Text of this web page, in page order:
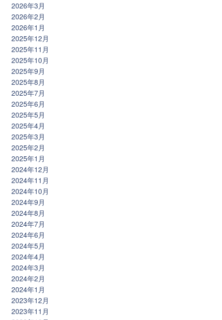
2026年3月
2026年2月
2026年1月
2025年12月
2025年11月
2025年10月
2025年9月
2025年8月
2025年7月
2025年6月
2025年5月
2025年4月
2025年3月
2025年2月
2025年1月
2024年12月
2024年11月
2024年10月
2024年9月
2024年8月
2024年7月
2024年6月
2024年5月
2024年4月
2024年3月
2024年2月
2024年1月
2023年12月
2023年11月